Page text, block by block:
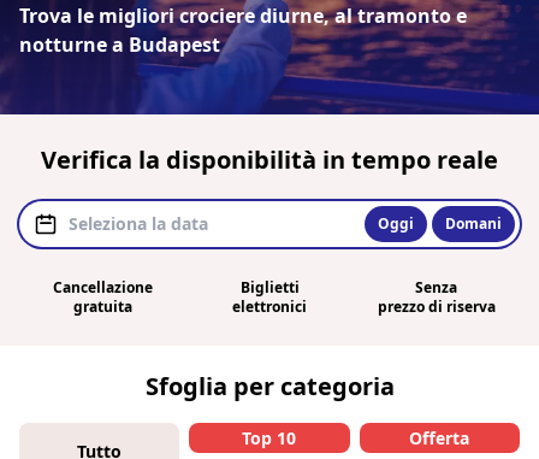
Trova le migliori crociere diurne, al tramonto e
notturne a Budapest
Verifica la disponibilità in tempo reale
Oggi Domani
Cancellazione
gratuita
Biglietti
elettronici
Senza
prezzo di riserva
Sfoglia per categoria
Tutto
Top 10 Offerta